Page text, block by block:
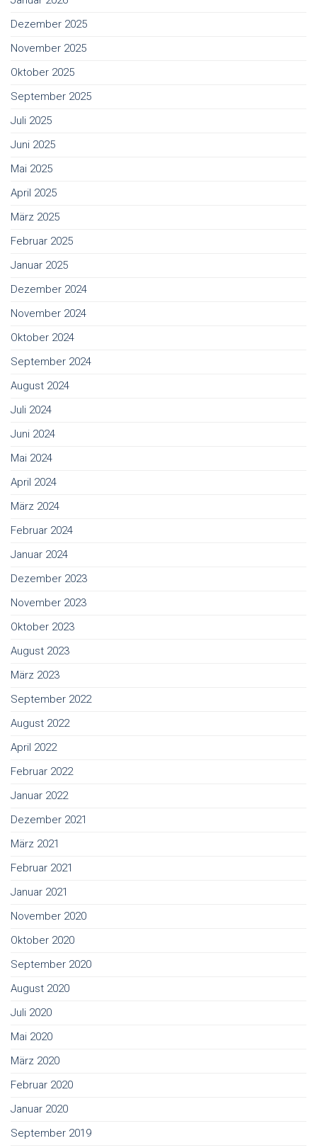
Dezember 2025
November 2025
Oktober 2025
September 2025
Juli 2025
Juni 2025
Mai 2025
April 2025
März 2025
Februar 2025
Januar 2025
Dezember 2024
November 2024
Oktober 2024
September 2024
August 2024
Juli 2024
Juni 2024
Mai 2024
April 2024
März 2024
Februar 2024
Januar 2024
Dezember 2023
November 2023
Oktober 2023
August 2023
März 2023
September 2022
August 2022
April 2022
Februar 2022
Januar 2022
Dezember 2021
März 2021
Februar 2021
Januar 2021
November 2020
Oktober 2020
September 2020
August 2020
Juli 2020
Mai 2020
März 2020
Februar 2020
Januar 2020
September 2019